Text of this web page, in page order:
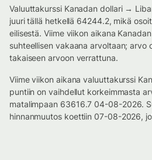
Valuuttakurssi Kanadan dollari →
juuri tällä hetkellä 64244.2, mikä
eilisestä. Viime viikon aikana
suhteellisen vakaana arvoltaan; arvo
takaiseen arvoon verrattuna.
Viime viikon aikana valuuttakurssi
puntiin on vaihdellut korkeimmasta
matalimpaan 63616.7 04-08-2026.
hinnanmuutos koettiin 07-08-2026,